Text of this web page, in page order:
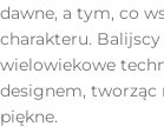
dawne, a tym, co
charakteru.
wielowiekowe
designem, tworząc
piękne.